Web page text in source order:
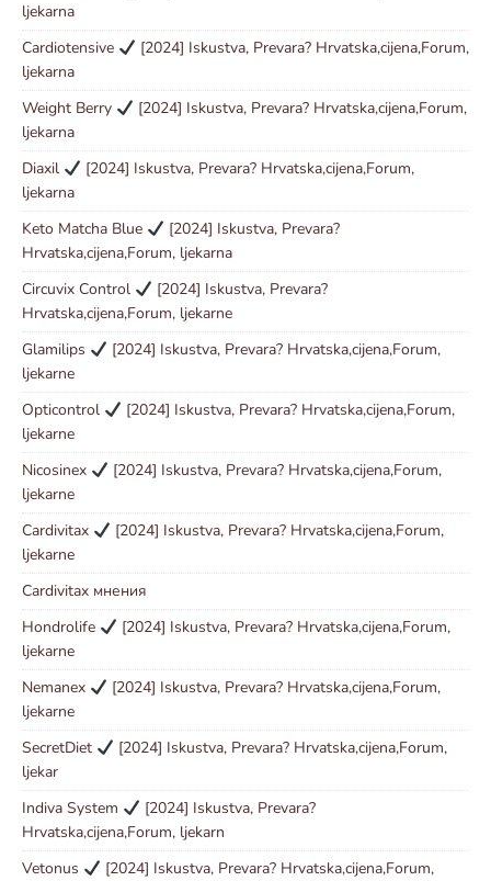
ljekarna
Cardiotensive
[2024] Iskustva, Prevara? Hrvatska,cijena,Forum,
ljekarna
Weight Berry
[2024] Iskustva, Prevara? Hrvatska,cijena,Forum,
ljekarna
Diaxil
[2024] Iskustva, Prevara? Hrvatska,cijena,Forum,
ljekarna
Keto Matcha Blue
[2024] Iskustva, Prevara?
Hrvatska,cijena,Forum, ljekarna
Circuvix Control
[2024] Iskustva, Prevara?
Hrvatska,cijena,Forum, ljekarne
Glamilips
[2024] Iskustva, Prevara? Hrvatska,cijena,Forum,
ljekarne
Opticontrol
[2024] Iskustva, Prevara? Hrvatska,cijena,Forum,
ljekarne
Nicosinex
[2024] Iskustva, Prevara? Hrvatska,cijena,Forum,
ljekarne
Cardivitax
[2024] Iskustva, Prevara? Hrvatska,cijena,Forum,
ljekarne
Cardivitax мнения
Hondrolife
[2024] Iskustva, Prevara? Hrvatska,cijena,Forum,
ljekarne
Nemanex
[2024] Iskustva, Prevara? Hrvatska,cijena,Forum,
ljekarne
SecretDiet
[2024] Iskustva, Prevara? Hrvatska,cijena,Forum,
ljekar
Indiva System
[2024] Iskustva, Prevara?
Hrvatska,cijena,Forum, ljekarn
Vetonus
[2024] Iskustva, Prevara? Hrvatska,cijena,Forum,